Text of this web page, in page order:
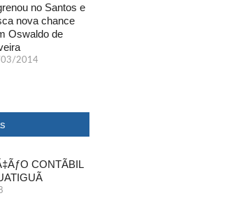
no Santos e
nova chance
Oswaldo de
2014
CONTÃBIL